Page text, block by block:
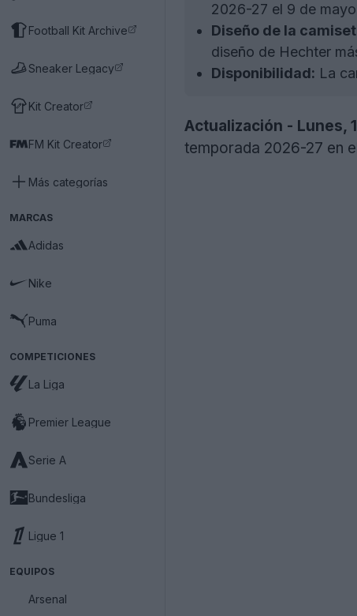
Football Kit Archive
Sneaker Legacy
Kit Creator
FM Kit Creator
Más categorías
MARCAS
Adidas
Nike
Puma
COMPETICIONES
La Liga
Premier League
Serie A
Bundesliga
Ligue 1
EQUIPOS
Arsenal
2026-27 el 9 de
Diseño de la
diseño de Hechter
Disponibilidad: La
Actualización - Lunes,
temporada 2026-27 en